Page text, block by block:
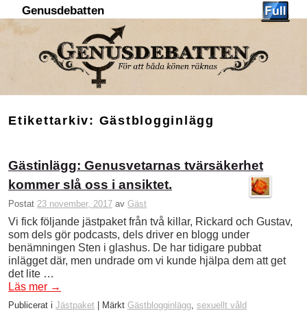
Genusdebatten
Etikettarkiv: Gästblogginlägg
Gästinlägg: Genusvetarnas tvärsäkerhet
kommer slå oss i ansiktet.
Postat 23 november, 2017 av Gäst
Vi fick följande jästpaket från två killar, Rickard och Gustav,
som dels gör podcasts, dels driver en blogg under
benämningen Sten i glashus. De har tidigare pubbat
inlägget där, men undrade om vi kunde hjälpa dem att get
det lite …
Läs mer →
Publicerat i Jästpaket Märkt Gästblogginlägg, sexuellt våld